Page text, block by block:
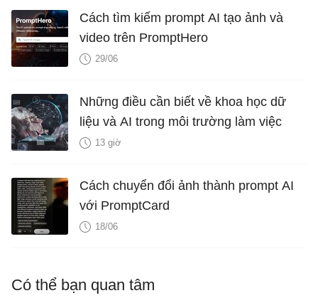
Cách tìm kiếm prompt AI tạo ảnh và
video trên PromptHero
29/06
Những điều cần biết về khoa học dữ
liệu và AI trong môi trường làm việc
13 giờ
Cách chuyển đổi ảnh thành prompt AI
với PromptCard
18/06
Có thể bạn quan tâm